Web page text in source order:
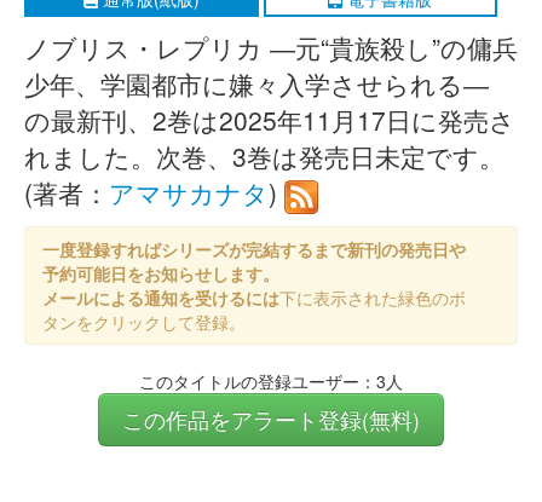
ノブリス・レプリカ ―元“貴族殺し”の傭兵
少年、学園都市に嫌々入学させられる―
の最新刊、2巻は2025年11月17日に発売さ
れました。次巻、3巻は発売日未定です。
(著者： アマサカナタ)
一度登録すればシリーズが完結するまで新刊の発売日や
予約可能日をお知らせします。
メールによる通知を受けるには下に表示された緑色のボ
タンをクリックして登録。
このタイトルの登録ユーザー：3人
この作品をアラート登録(無料)